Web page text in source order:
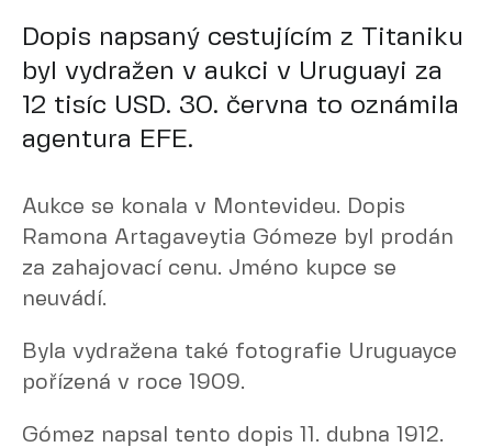
Dopis napsaný cestujícím z Titaniku
byl vydražen v aukci v Uruguayi za
12 tisíc USD. 30. června to oznámila
agentura EFE.
Aukce se konala v Montevideu. Dopis
Ramona Artagaveytia Gómeze byl prodán
za zahajovací cenu. Jméno kupce se
neuvádí.
Byla vydražena také fotografie Uruguayce
pořízená v roce 1909.
Gómez napsal tento dopis 11. dubna 1912.